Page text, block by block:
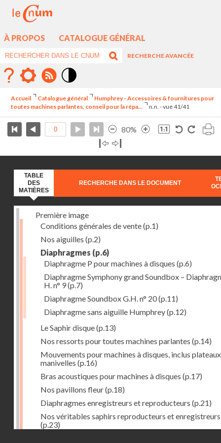
À PROPOS CATALOGUE GÉNÉRAL
RECHERCHE AVANCÉE
élévé
Accueil Catalogue général
Humphrey - Accessoires & fournitures pour
toutes machines parlantes, conseil pour la répa...
n.n. - vue 41/41
80%
TABLE
DES
MATIÈRES
RECHERCHE DANS LE DOCUMENT
Première image
Conditions générales de vente(p.1)
Nos aiguilles (p.2)
Diaphragmes (p.6)
Diaphragme P pour machines à disques (p.6)
Diaphragme Symphony grand Soundbox –
H. n° 9(p.7)
Diaphragme Soundbox G.H. n° 20(p.11)
Diaphragme sans aiguille Humphrey(p.12)
Le Saphir disque(p.13)
Nos ressorts pour toutes machines parlantes (p.14)
Mouvements pour machines à disques, inclus
manivelles (p.16)
Bras acoustiques pour machines à disques (p.17)
Nos pavillons fleur(p.18)
Diaphragmes enregistreurs et reproducteurs (p.21)
Nos véritables saphirs reproducteurs et enregistreurs
(p.23)